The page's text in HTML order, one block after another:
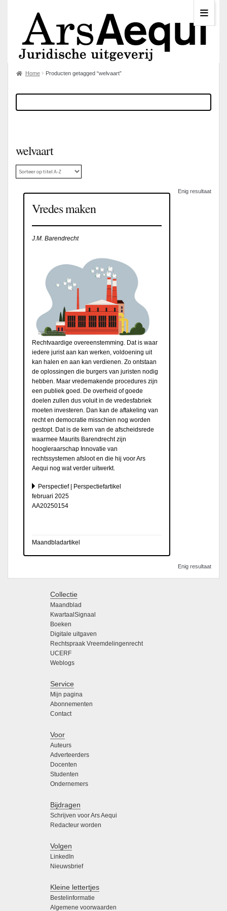
Home Producten getagged “welvaart”
welvaart
Enig resultaat
Vredes maken
J.M. Barendrecht
Rechtvaardige overeenstemming. Dat is waar
iedere jurist aan kan werken, voldoening uit
kan halen en aan kan verdienen. Zo ontstaan
de oplossingen die burgers van juristen nodig
hebben. Maar vredemakende procedures zijn
een publiek goed. De overheid of goede
doelen zullen dus voluit in de vredesfabriek
moeten investeren. Dan kan de aftakeling van
recht en democratie misschien nog worden
gestopt. Dat is de kern van de afscheidsrede
waarmee Maurits Barendrecht zijn
hoogleraarschap Innovatie van
rechtssystemen afsloot en die hij voor Ars
Aequi nog wat verder uitwerkt.
Perspectief | Perspectiefartikel
februari 2025
AA20250154
Maandbladartikel
Enig resultaat
Collectie
Maandblad
KwartaalSignaal
Boeken
Digitale uitgaven
Rechtspraak Vreemdelingenrecht
UCERF
Weblogs
Service
Mijn pagina
Abonnementen
Contact
Voor
Auteurs
Adverteerders
Docenten
Studenten
Ondernemers
Bijdragen
Schrijven voor Ars Aequi
Redacteur worden
Volgen
LinkedIn
Nieuwsbrief
Kleine lettertjes
Bestelinformatie
Algemene voorwaarden